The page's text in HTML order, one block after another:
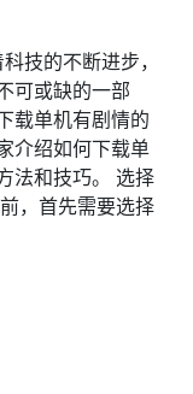
技的不断进步，
可或缺的一部
载单机有剧情的
介绍如何下载单
法和技巧。 选择
，首先需要选择